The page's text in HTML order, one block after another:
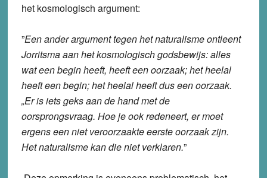
het kosmologisch argument:
”Een ander argument tegen het naturalisme ontleent
Jorritsma aan het kosmologisch godsbewijs: alles
wat een begin heeft, heeft een oorzaak; het heelal
heeft een begin; het heelal heeft dus een oorzaak.
„Er is iets geks aan de hand met de
oorsprongsvraag. Hoe je ook redeneert, er moet
ergens een niet veroorzaakte eerste oorzaak zijn.
Het naturalisme kan die niet verklaren.”